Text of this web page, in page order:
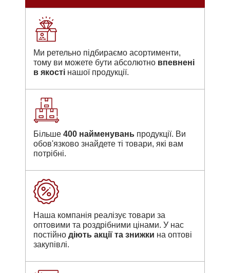
Ми ретельно підбираємо асортименти,
тому ви можете бути абсолютно впевнені
в якості нашої продукції.
Більше 400 найменувань продукції. Ви
обов'язково знайдете ті товари, які вам
потрібні.
Наша компанія реалізує товари за
оптовими та роздрібними цінами. У нас
постійно діють акції та знижки на оптові
закупівлі.